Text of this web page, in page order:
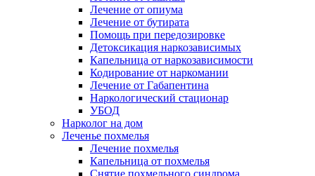
Лечение от опиума
Лечение от бутирата
Помощь при передозировке
Детоксикация наркозависимых
Капельница от наркозависимости
Кодирование от наркомании
Лечение от Габапентина
Наркологический стационар
УБОД
Нарколог на дом
Леченье похмелья
Лечение похмелья
Капельница от похмелья
Снятие похмельного синдрома